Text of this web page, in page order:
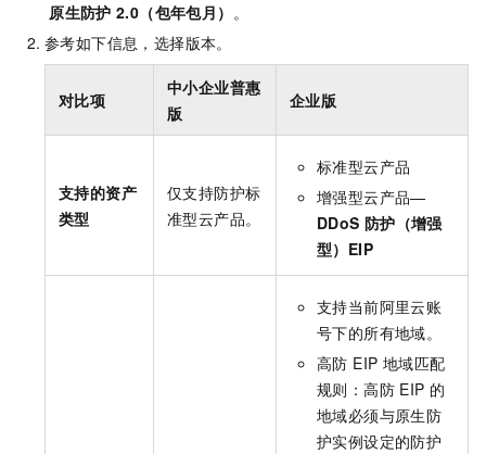
原生防护 2.0（包年包月） 。
参考如下信息，选择版本。
对比项
中小企业普惠
版
企业版
支持的资产
类型
仅支持防护标
准型云产品。
标准型云产品
增强型云产品—
DDoS 防护（增强
型）EIP
支持当前阿里云账
号下的所有地域。
高防 EIP 地域匹配
规则：高防 EIP 的
地域必须与原生防
护实例设定的防护